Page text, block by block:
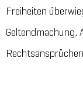
Freiheiten
Geltendmachung,